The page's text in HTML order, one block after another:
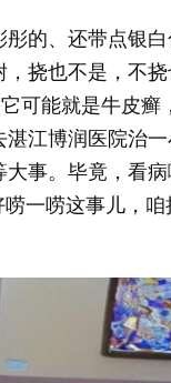
的、还带点银白
挠也不是，不挠
可能就是牛皮
江博润医院治
事。毕竟，看
一唠这事儿，